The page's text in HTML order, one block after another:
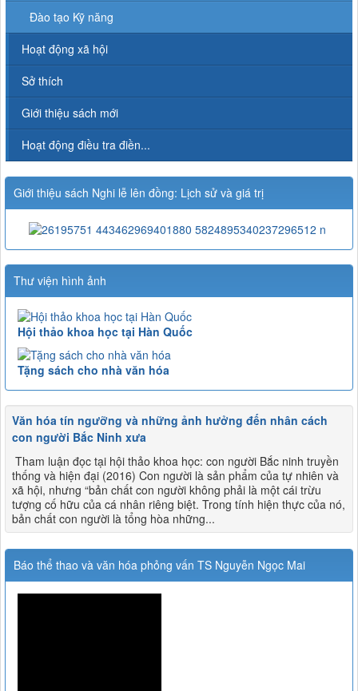
Đào tạo Kỹ năng
Hoạt động xã hội
Sở thích
Giới thiệu sách mới
Hoạt động điều tra điền...
Giới thiệu sách Nghi lễ lên đồng: Lịch sử và giá trị
Thư viện hình ảnh
Hội thảo khoa học tại Hàn Quốc
Tặng sách cho nhà văn hóa
Văn hóa tín ngưỡng và những ảnh hưởng đến nhân cách
con người Bắc Ninh xưa
Tham luận đọc tại hội thảo khoa học: con người Bắc ninh truyền
thống và hiện đại (2016) Con người là sản phẩm của tự nhiên và
xã hội, nhưng “bản chất con người không phải là một cái trừu
tượng cố hữu của cá nhân riêng biệt. Trong tính hiện thực của nó,
bản chất con người là tổng hòa những...
Báo thể thao và văn hóa phỏng vấn TS Nguyễn Ngọc Mai